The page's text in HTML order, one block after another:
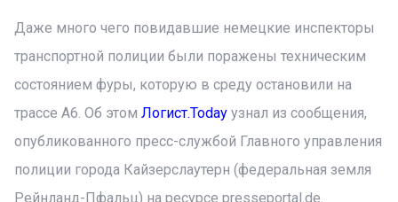
Даже много чего повидавшие немецкие инспекторы
транспортной полиции были поражены техническим
состоянием фуры, которую в среду остановили на
трассе А6. Об этом Логист.Today узнал из сообщения,
опубликованного пресс-службой Главного управления
полиции города Кайзерслаутерн (федеральная земля
Рейнланд-Пфальц) на ресурсе presseportal.de.